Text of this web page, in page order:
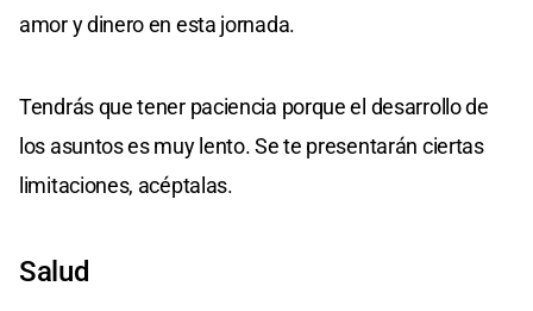
amor y dinero en esta jornada.
Tendrás que tener paciencia porque el desarrollo de
los asuntos es muy lento. Se te presentarán ciertas
limitaciones, acéptalas.
Salud